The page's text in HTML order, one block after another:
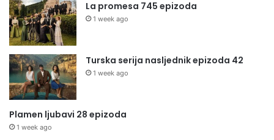
La promesa 745 epizoda
1 week ago
Turska serija nasljednik epizoda 42
1 week ago
Plamen ljubavi 28 epizoda
1 week ago